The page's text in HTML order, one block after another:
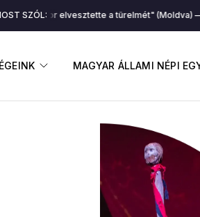
ALMENÜ MEGNYITÁSA
MAGYAR ÁLLAMI NÉPI
SZÓL:
"Pásztor elvesztette a türelmét" (Moldva)